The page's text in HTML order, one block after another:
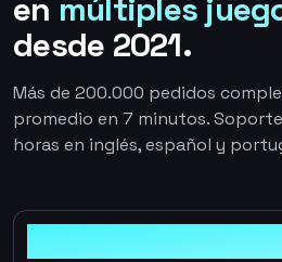
en múltiples
desde 2021.
Más de 200.000 pedidos
promedio en 7 minutos.
horas en inglés, español y